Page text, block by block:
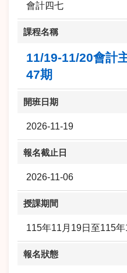
會計四七
課程名稱
11/19-11/20會計
47期
開班日期
2026-11-19
報名截止日
2026-11-06
授課期間
115年11月19日至115年
報名狀態